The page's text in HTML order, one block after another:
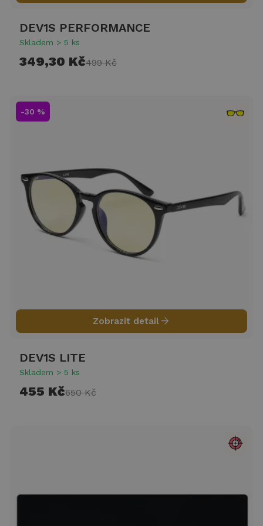
DEV1S PERFORMANCE
Skladem > 5 ks
349,30 Kč499 Kč
-30 %
Zobrazit detailarrow_forward
DEV1S LITE
Skladem > 5 ks
455 Kč650 Kč